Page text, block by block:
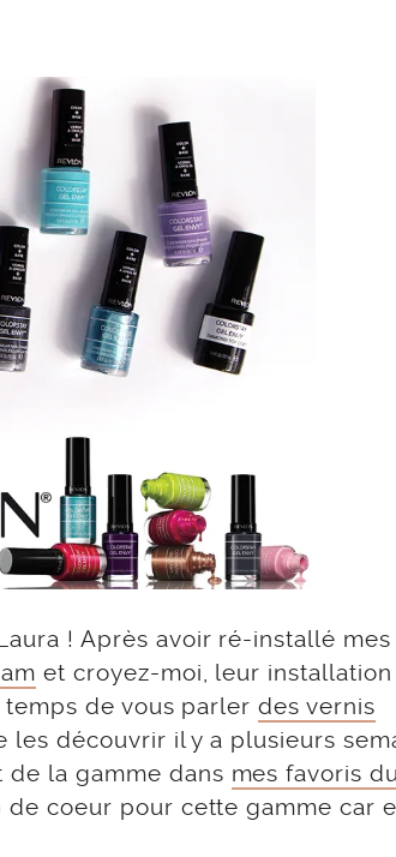
! Après avoir ré-installé mes
et croyez-moi, leur installation
temps de vous parlerdes vernis
les découvrir il y a plusieurs
de la gamme dans mes favoris
de coeur pour cette gamme car